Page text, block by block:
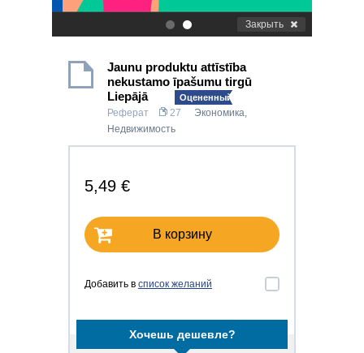
. Закрыть
Jaunu produktu attīstība
nekustamo īpašumu tirgū
Liepājā
Оцененный!
Реферат 27 Экономика,
Недвижимость
5,49 €
В корзину
Добавить в список желаний
Хочешь дешевле?